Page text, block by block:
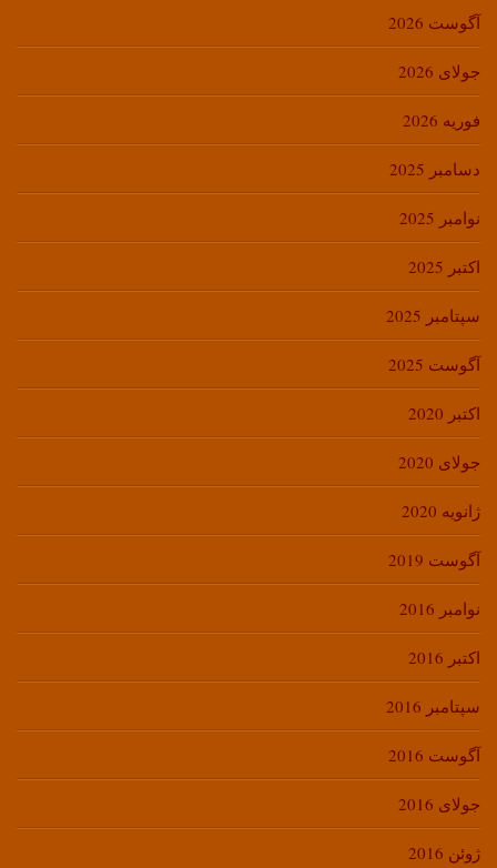
آگوست 2026
جولای 2026
فوریه 2026
دسامبر 2025
نوامبر 2025
اکتبر 2025
سپتامبر 2025
آگوست 2025
اکتبر 2020
جولای 2020
ژانویه 2020
آگوست 2019
نوامبر 2016
اکتبر 2016
سپتامبر 2016
آگوست 2016
جولای 2016
ژوئن 2016